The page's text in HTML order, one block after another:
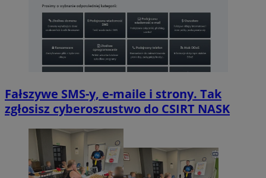
Fałszywe SMS-y, e-maile i strony. Tak
zgłosisz cyberoszustwo do CSIRT NASK